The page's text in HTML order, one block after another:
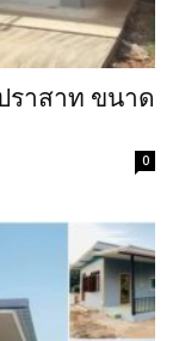
ราสาท ขนาด
0